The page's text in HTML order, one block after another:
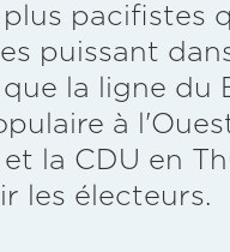
pacifistes
puissant
la ligne du
à
la CDU en
les électeurs.